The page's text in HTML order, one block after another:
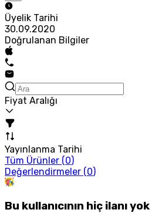
Üyelik Tarihi
30.09.2020
Doğrulanan Bilgiler
Fiyat Aralığı
Yayınlanma Tarihi
Tüm Ürünler (0)
Değerlendirmeler (0)
Bu kullanıcının hiç ilanı yok